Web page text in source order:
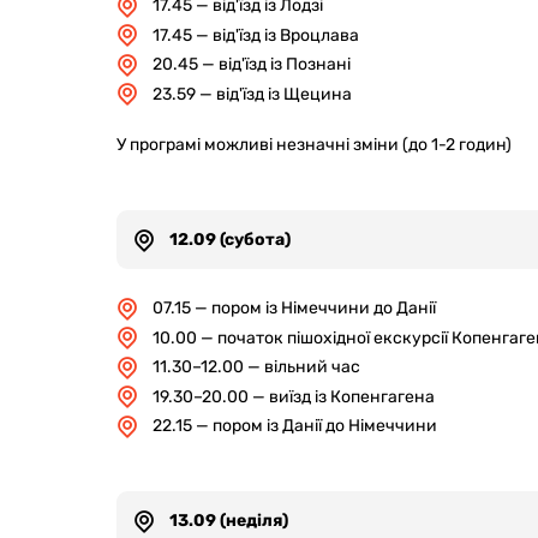
17.45 — від'їзд із Лодзі
17.45 — від'їзд із Вроцлава
20.45 — від'їзд із Познані
23.59 — від'їзд із Щецина
У програмі можливі незначні зміни (до 1-2 годин)
12.09 (субота)
07.15 — пором із Німеччини до Данії
10.00 — початок пішохідної екскурсії
11.30–12.00 — вільний час
19.30–20.00 — виїзд із Копенгагена
22.15 — пором із Данії до Німеччини
13.09 (неділя)